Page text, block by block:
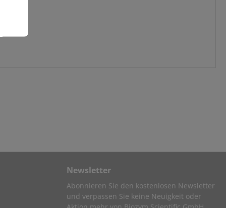
Newsletter
Abonnieren Sie den kostenlosen Newsletter
und verpassen Sie keine Neuigkeit oder